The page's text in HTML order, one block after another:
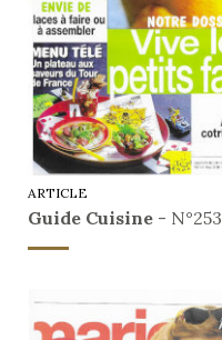
ARTICLE
Guide Cuisine - N°253